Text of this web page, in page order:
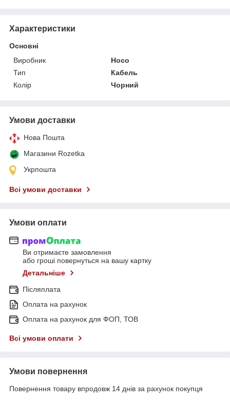
Характеристики
Основні
Виробник
Hoco
Тип
Кабель
Колір
Чорний
Умови доставки
Нова Пошта
Магазини Rozetka
Укрпошта
Всі умови доставки
Умови оплати
Ви отримаєте замовлення
або гроші повернуться на вашу картку
Детальніше
Післяплата
Оплата на рахунок
Оплата на рахунок для ФОП, ТОВ
Всі умови оплати
Умови повернення
Повернення товару впродовж 14 днів за рахунок покупця